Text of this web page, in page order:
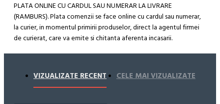
PLATA ONLINE CU CARDUL SAU NUMERAR LA LIVRARE
(RAMBURS). Plata comenzii se face online cu cardul sau numerar,
la curier, in momentul primirii produselor, direct la agentul firmei
de curierat, care va emite si chitanta aferenta incasarii.
Cum se face livrarea produselor:
Livrarea comenzii la adresa indicata de dvs. si este asigurata de
compania de curierat, care va livreaza comanda în decursul a 24-
VIZUALIZATE RECENT CELE MAI VIZUALIZATE